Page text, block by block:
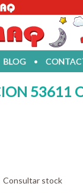
BLOG •
53611
Consultar stock